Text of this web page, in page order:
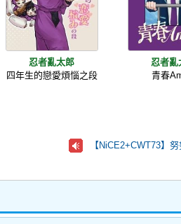
忍者亂太郎
四年生的戀愛煩惱之段
忍者亂
青春
【NiCE2+CWT73】